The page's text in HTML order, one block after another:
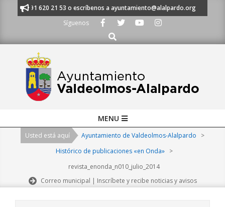
al 91 620 21 53 o escríbenos a ayuntamiento@alalpardo.org
Síguenos
Buscar
Navigation
MENU
Usted está aquí Ayuntamiento de Valdeolmos-Alalpardo
>
Histórico de publicaciones «en Onda»
>
revista_enonda_n010_julio_2014
Correo municipal | Inscríbete y recibe noticias y avisos